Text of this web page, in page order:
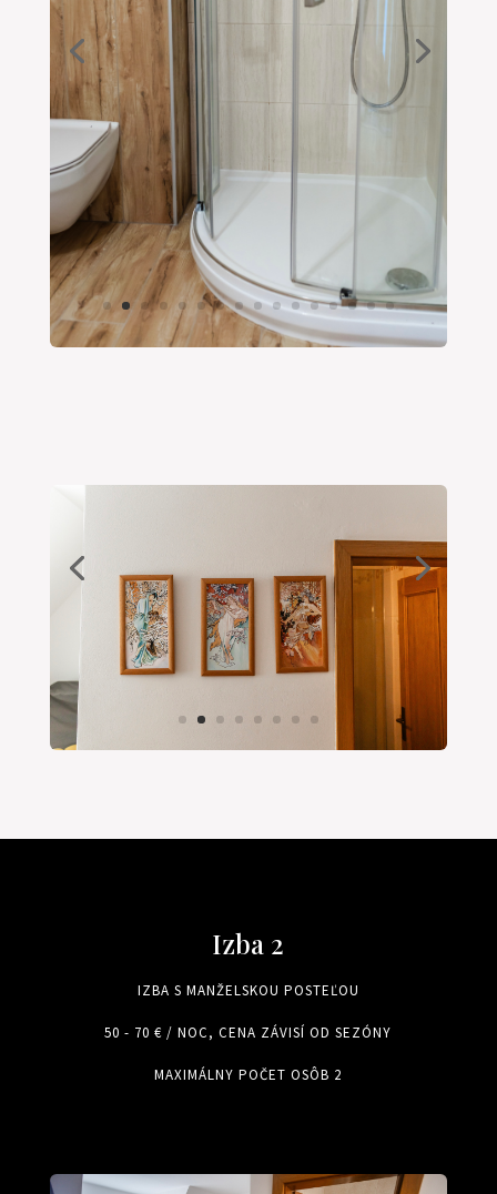
Izba 2
IZBA S MANŽELSKOU POSTEĽOU
50 - 70 € / NOC, CENA ZÁVISÍ OD SEZÓNY
MAXIMÁLNY POČET OSÔB 2